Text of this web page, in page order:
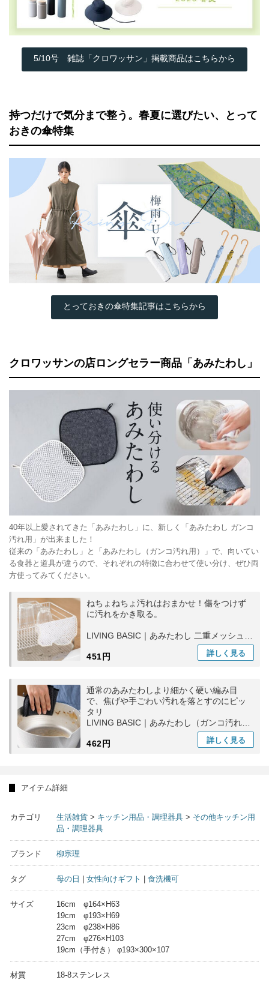
5/10号 雑誌「クロワッサン」掲載商品はこちらから
持つだけで気分まで整う。春夏に選びたい、とって
おきの傘特集
とっておきの傘特集記事はこちらから
クロワッサンの店ロングセラー商品「あみたわし」
40年以上愛されてきた「あみたわし」に、新しく「あみたわし ガンコ
汚れ用」が出来ました！
従来の「あみたわし」と「あみたわし（ガンコ汚れ用）」で、向いてい
る食器と道具が違うので、それぞれの特徴に合わせて使い分け、ぜひ両
方使ってみてください。
ねちょねちょ汚れはおまかせ！傷をつけず
に汚れをかき取る。
LIVING BASIC｜あみたわし 二重メッシュ
紐付き キッチン用品 洗い物 食器洗い 日本
製
451円 詳しく 見る
通常のあみたわしより細かく硬い編み目
で、焦げや手ごわい汚れを落とすのにピッ
タリ
LIVING BASIC｜あみたわし（ガンコ汚れ
用）台所用日 食器洗い ギフト
462円
詳しく 見る
アイテム詳細
カテゴリ 生活雑貨 > キッチン用品・調理器具 > その他キッチン用
品・調理器具
ブランド 柳宗理
タグ 母の日 | 女性向けギフト | 食洗機可
サイズ
16cm φ164×H63
19cm φ193×H69
23cm φ238×H86
27cm φ276×H103
19cm（手付き） φ193×300×107
材質 18-8ステンレス